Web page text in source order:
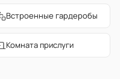
Встроенные гардеробы
Комната прислуги